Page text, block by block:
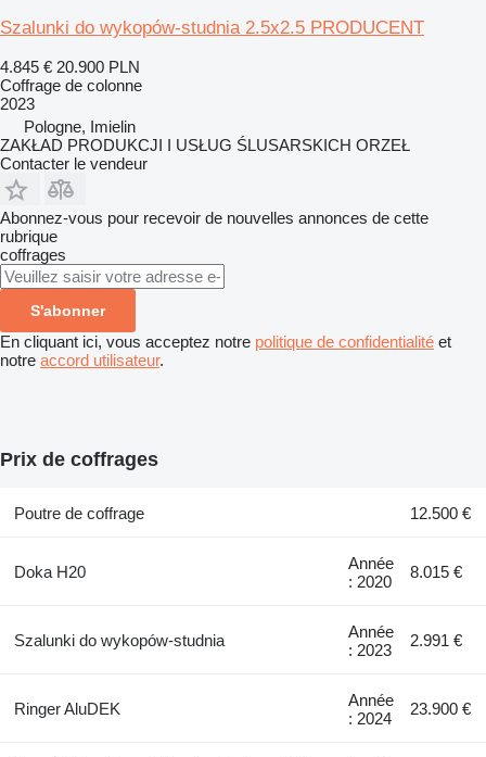
Szalunki do wykopów-studnia 2.5x2.5 PRODUCENT
4.845 € 20.900 PLN
Coffrage de colonne
2023
Pologne, Imielin
ZAKŁAD PRODUKCJI I USŁUG ŚLUSARSKICH ORZEŁ
Contacter le vendeur
Abonnez-vous pour recevoir de nouvelles annonces de cette
rubrique
coffrages
S'abonner
En cliquant ici, vous acceptez notre politique de confidentialité et
notre accord utilisateur.
Prix de coffrages
Poutre de coffrage 12.500 €
Doka H20
Année
: 2020
8.015 €
Szalunki do wykopów-studnia
Année
: 2023
2.991 €
Ringer AluDEK
Année
: 2024
23.900 €